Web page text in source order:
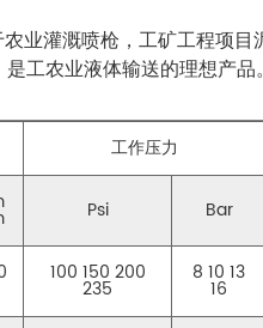
业灌溉喷枪，工矿工程项
工农业液体输送的理想产品。
工作压力
Psi Bar
100 150 200
235
8 10 13
16